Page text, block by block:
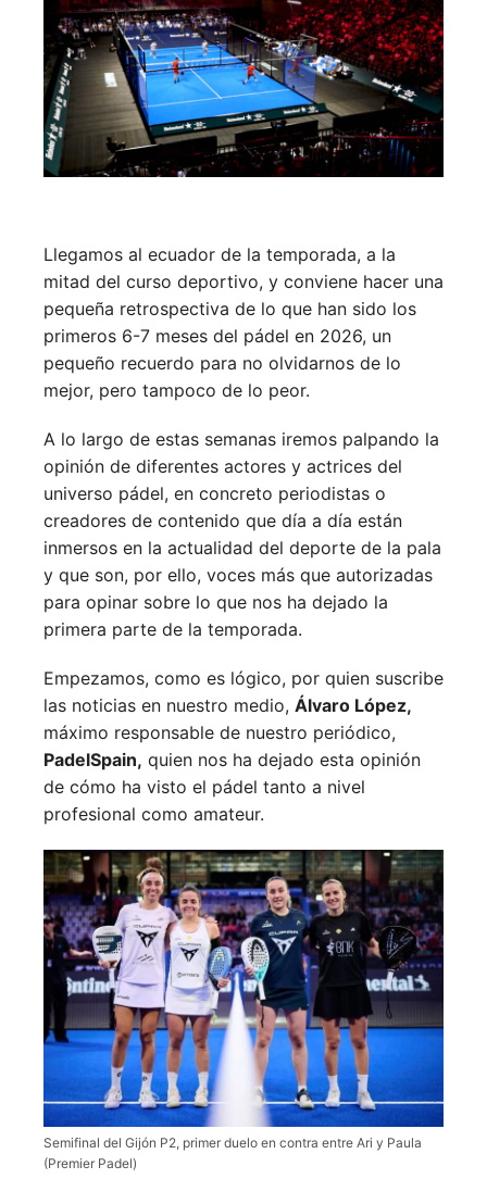
Llegamos al ecuador de la temporada, a la
mitad del curso deportivo, y conviene hacer una
pequeña retrospectiva de lo que han sido los
primeros 6-7 meses del pádel en 2026, un
pequeño recuerdo para no olvidarnos de lo
mejor, pero tampoco de lo peor.
A lo largo de estas semanas iremos palpando la
opinión de diferentes actores y actrices del
universo pádel, en concreto periodistas o
creadores de contenido que día a día están
inmersos en la actualidad del deporte de la pala
y que son, por ello, voces más que autorizadas
para opinar sobre lo que nos ha dejado la
primera parte de la temporada.
Empezamos, como es lógico, por quien suscribe
las noticias en nuestro medio, Álvaro López,
máximo responsable de nuestro periódico,
PadelSpain, quien nos ha dejado esta opinión
de cómo ha visto el pádel tanto a nivel
profesional como amateur.
Semifinal del Gijón P2, primer duelo en contra entre Ari y Paula
(Premier Padel)